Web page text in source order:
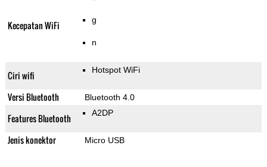
Kecepatan WiFi g
n
Ciri wifi Hotspot WiFi
Versi Bluetooth Bluetooth 4.0
Features Bluetooth A2DP
Jenis konektor Micro USB